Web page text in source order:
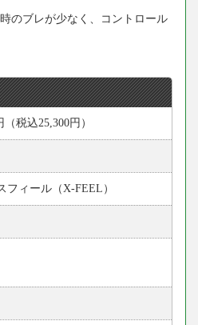
のブレが少なく、コントロール
（税込25,300円）
フィール（X-FEEL）